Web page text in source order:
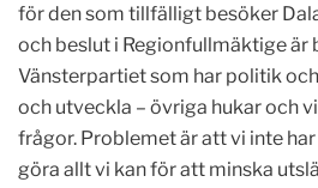
för den som tillfälligt besöker
och beslut i Regionfullmäktige är
Vänsterpartiet som har politik
och utveckla – övriga hukar och
frågor. Problemet är att vi inte
göra allt vi kan för att minska